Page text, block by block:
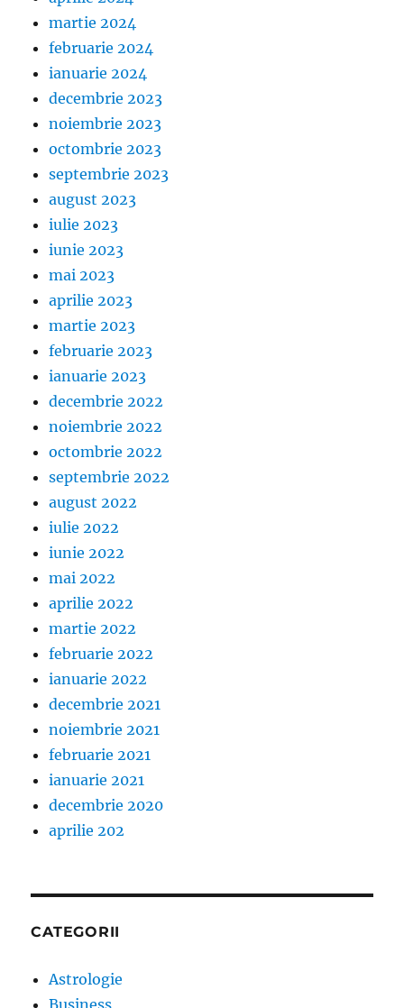
martie 2024
februarie 2024
ianuarie 2024
decembrie 2023
noiembrie 2023
octombrie 2023
septembrie 2023
august 2023
iulie 2023
iunie 2023
mai 2023
aprilie 2023
martie 2023
februarie 2023
ianuarie 2023
decembrie 2022
noiembrie 2022
octombrie 2022
septembrie 2022
august 2022
iulie 2022
iunie 2022
mai 2022
aprilie 2022
martie 2022
februarie 2022
ianuarie 2022
decembrie 2021
noiembrie 2021
februarie 2021
ianuarie 2021
decembrie 2020
aprilie 202
CATEGORII
Astrologie